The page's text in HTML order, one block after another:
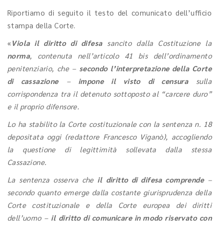
Riportiamo di seguito il testo del comunicato dell’ufficio
stampa della Corte.
« Viola il diritto di difesasancito dalla Costituzione la
norma, contenuta nell’articolo 41 bis dell’ordinamento
penitenziario, che – secondo l’interpretazione della Corte
di cassazione– impone il visto di censurasulla
corrispondenza tra il detenuto sottoposto al “carcere duro”
e il proprio difensore.
Lo ha stabilito la Corte costituzionale con la sentenza n. 18
depositata oggi (redattore Francesco Viganò), accogliendo
la questione di legittimità sollevata dalla stessa
Cassazione.
La sentenza osserva che il diritto di difesa comprende–
secondo quanto emerge dalla costante giurisprudenza della
Corte costituzionale e della Corte europea dei diritti
dell’uomo – il diritto di comunicare in modo riservato con